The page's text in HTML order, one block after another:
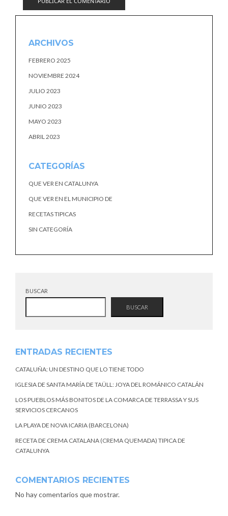
ARCHIVOS
FEBRERO 2025
NOVIEMBRE 2024
JULIO 2023
JUNIO 2023
MAYO 2023
ABRIL 2023
CATEGORÍAS
QUE VER EN CATALUNYA
QUE VER EN EL MUNICIPIO DE
RECETAS TIPICAS
SIN CATEGORÍA
BUSCAR
BUSCAR
ENTRADAS RECIENTES
CATALUÑA: UN DESTINO QUE LO TIENE TODO
IGLESIA DE SANTA MARÍA DE TAÜLL: JOYA DEL ROMÁNICO CATALÁN
LOS PUEBLOS MÁS BONITOS DE LA COMARCA DE TERRASSA Y SUS
SERVICIOS CERCANOS
LA PLAYA DE NOVA ICARIA (BARCELONA)
RECETA DE CREMA CATALANA (CREMA QUEMADA) TIPICA DE
CATALUNYA
COMENTARIOS RECIENTES
No hay comentarios que mostrar.